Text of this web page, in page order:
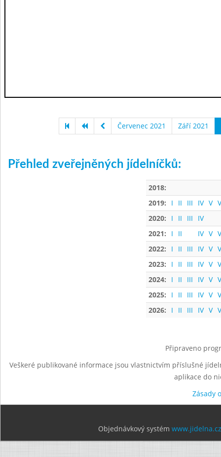
Červenec 2021 Září 2021
Přehled zveřejněných jídelníčků:
2018:
2019:
I II III IV V
2020:
I II III
IV
2021:
I II IV V
2022:
I II III IV V
2023:
I II III IV V
2024:
I II III IV V
2025:
I II III IV V
2026:
I II III IV V
Připraveno
Veškeré publikované informace jsou vlastnictvím příslušné
aplikace do
Zásady
Objednávkový systém www.jidelna.cz